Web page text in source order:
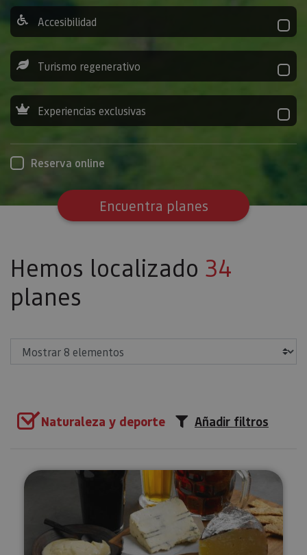
Accesibilidad
Turismo regenerativo
Experiencias exclusivas
Reserva online
Encuentra planes
Hemos localizado 34
planes
Naturaleza y deporte Añadir filtros
Cata de cerveza en el Valle de